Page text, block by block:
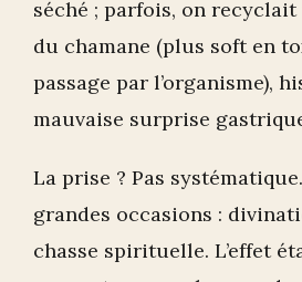
séché ; parfois, on recyclait
du chamane (plus soft en
passage par l’organisme),
mauvaise surprise
La prise ? Pas
grandes occasions :
chasse spirituelle. L’effet